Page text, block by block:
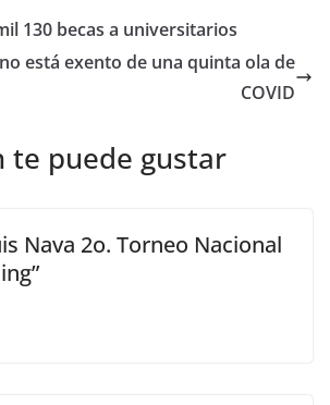
l s
A
e
n
gr
a
p
ar
130 becas a universitarios
está exento de una quinta ola de
COVID
te puede gustar
Nava 2o. Torneo Nacional